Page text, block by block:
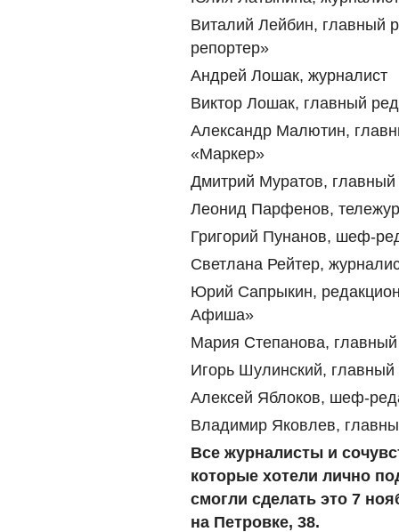
Виталий Лейбин, главный
репортер»
Андрей Лошак, журналист
Виктор Лошак, главный
Александр Малютин,
«Маркер»
Дмитрий Муратов, главный
Леонид Парфенов,
Григорий Пунанов, шеф-
Светлана Рейтер,
Юрий Сапрыкин,
Афиша»
Мария Степанова,
Игорь Шулинский,
Алексей Яблоков, шеф-
Владимир Яковлев,
Все журналисты и
которые хотели лично
смогли сделать это 7
на Петровке, 38.